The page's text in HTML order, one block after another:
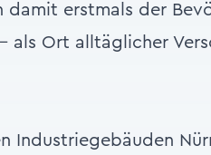
erstmals der
als Ort alltäglicher
Industriegebäuden